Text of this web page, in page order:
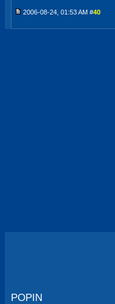
2006-08-24, 01:53 AM #40
POPIN